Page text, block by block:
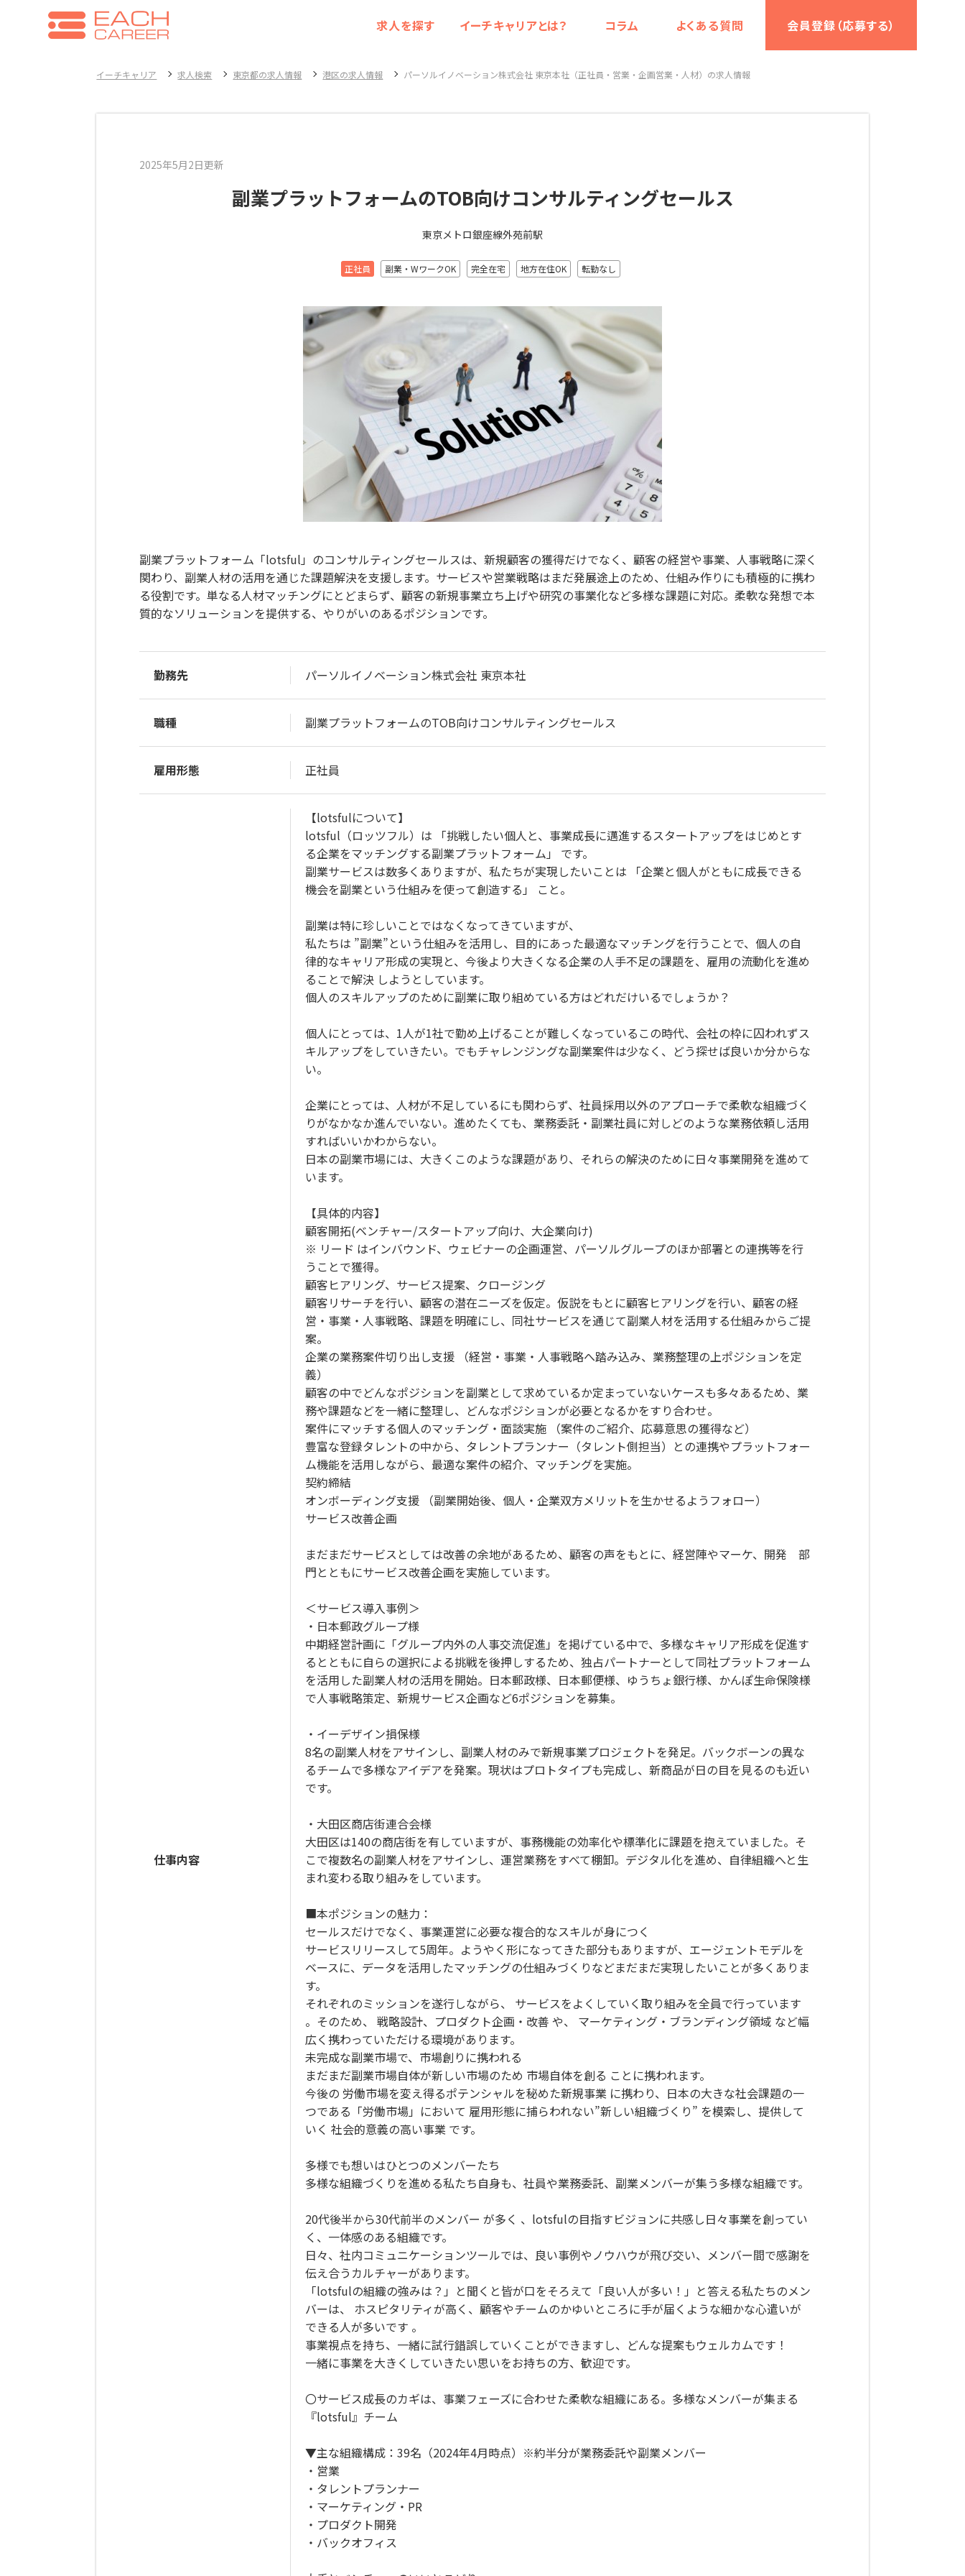
求人を探す イーチキャリアとは？ コラム よくある質問 会員登録（応募する）
イーチキャリア 求人検索 東京都の求人情報 港区の求人情報 パーソルイノベーション株式会社 東京本社（正社員・営業・企画営業・人材）の求人情報
2025年5月2日更新
副業プラットフォームのTOB向けコンサルティングセールス
東京メトロ銀座線外苑前駅
正社員 副業・WワークOK 完全在宅 地方在住OK 転勤なし
副業プラットフォーム「lotsful」のコンサルティングセールスは、新規顧客の獲得だけでなく、顧客の経営や事業、人事戦略に深く
関わり、副業人材の活用を通じた課題解決を支援します。サービスや営業戦略はまだ発展途上のため、仕組み作りにも積極的に携わ
る役割です。単なる人材マッチングにとどまらず、顧客の新規事業立ち上げや研究の事業化など多様な課題に対応。柔軟な発想で本
質的なソリューションを提供する、やりがいのあるポジションです。
勤務先 パーソルイノベーション株式会社 東京本社
職種 副業プラットフォームのTOB向けコンサルティングセールス
雇用形態 正社員
仕事内容
【lotsfulについて】
lotsful（ロッツフル）は 「挑戦したい個人と、事業成長に邁進するスタートアップをはじめとす
る企業をマッチングする副業プラットフォーム」 です。
副業サービスは数多くありますが、私たちが実現したいことは 「企業と個人がともに成長できる
機会を副業という仕組みを使って創造する」 こと。
副業は特に珍しいことではなくなってきていますが、
私たちは ”副業”という仕組みを活用し、目的にあった最適なマッチングを行うことで、個人の自
律的なキャリア形成の実現と、今後より大きくなる企業の人手不足の課題を、雇用の流動化を進め
ることで解決 しようとしています。
個人のスキルアップのために副業に取り組めている方はどれだけいるでしょうか？
個人にとっては、1人が1社で勤め上げることが難しくなっているこの時代、会社の枠に囚われずス
キルアップをしていきたい。でもチャレンジングな副業案件は少なく、どう探せば良いか分からな
い。
企業にとっては、人材が不足しているにも関わらず、社員採用以外のアプローチで柔軟な組織づく
りがなかなか進んでいない。進めたくても、業務委託・副業社員に対しどのような業務依頼し活用
すればいいかわからない。
日本の副業市場には、大きくこのような課題があり、それらの解決のために日々事業開発を進めて
います。
【具体的内容】
顧客開拓(ベンチャー/スタートアップ向け、大企業向け)
※ リード はインバウンド、ウェビナーの企画運営、パーソルグループのほか部署との連携等を行
うことで獲得。
顧客ヒアリング、サービス提案、クロージング
顧客リサーチを行い、顧客の潜在ニーズを仮定。仮説をもとに顧客ヒアリングを行い、顧客の経
営・事業・人事戦略、課題を明確にし、同社サービスを通じて副業人材を活用する仕組みからご提
案。
企業の業務案件切り出し支援 （経営・事業・人事戦略へ踏み込み、業務整理の上ポジションを定
義）
顧客の中でどんなポジションを副業として求めているか定まっていないケースも多々あるため、業
務や課題などを一緒に整理し、どんなポジションが必要となるかをすり合わせ。
案件にマッチする個人のマッチング・面談実施 （案件のご紹介、応募意思の獲得など）
豊富な登録タレントの中から、タレントプランナー（タレント側担当）との連携やプラットフォー
ム機能を活用しながら、最適な案件の紹介、マッチングを実施。
契約締結
オンボーディング支援 （副業開始後、個人・企業双方メリットを生かせるようフォロー）
サービス改善企画
まだまだサービスとしては改善の余地があるため、顧客の声をもとに、経営陣やマーケ、開発 部
門とともにサービス改善企画を実施しています。
＜サービス導入事例＞
・日本郵政グループ様
中期経営計画に「グループ内外の人事交流促進」を掲げている中で、多様なキャリア形成を促進す
るとともに自らの選択による挑戦を後押しするため、独占パートナーとして同社プラットフォーム
を活用した副業人材の活用を開始。日本郵政様、日本郵便様、ゆうちょ銀行様、かんぽ生命保険様
で人事戦略策定、新規サービス企画など6ポジションを募集。
・イーデザイン損保様
8名の副業人材をアサインし、副業人材のみで新規事業プロジェクトを発足。バックボーンの異な
るチームで多様なアイデアを発案。現状はプロトタイプも完成し、新商品が日の目を見るのも近い
です。
・大田区商店街連合会様
大田区は140の商店街を有していますが、事務機能の効率化や標準化に課題を抱えていました。そ
こで複数名の副業人材をアサインし、運営業務をすべて棚卸。デジタル化を進め、自律組織へと生
まれ変わる取り組みをしています。
■本ポジションの魅力：
セールスだけでなく、事業運営に必要な複合的なスキルが身につく
サービスリリースして5周年。ようやく形になってきた部分もありますが、エージェントモデルを
ベースに、データを活用したマッチングの仕組みづくりなどまだまだ実現したいことが多くありま
す。
それぞれのミッションを遂行しながら、 サービスをよくしていく取り組みを全員で行っています
。そのため、 戦略設計、プロダクト企画・改善 や、 マーケティング・ブランディング領域 など幅
広く携わっていただける環境があります。
未完成な副業市場で、市場創りに携われる
まだまだ副業市場自体が新しい市場のため 市場自体を創る ことに携われます。
今後の 労働市場を変え得るポテンシャルを秘めた新規事業 に携わり、日本の大きな社会課題の一
つである「労働市場」において 雇用形態に捕らわれない”新しい組織づくり” を模索し、提供して
いく 社会的意義の高い事業 です。
多様でも想いはひとつのメンバーたち
多様な組織づくりを進める私たち自身も、社員や業務委託、副業メンバーが集う多様な組織です。
20代後半から30代前半のメンバー が多く 、lotsfulの目指すビジョンに共感し日々事業を創ってい
く、一体感のある組織です。
日々、社内コミュニケーションツールでは、良い事例やノウハウが飛び交い、メンバー間で感謝を
伝え合うカルチャーがあります。
「lotsfulの組織の強みは？」と聞くと皆が口をそろえて「良い人が多い！」と答える私たちのメン
バーは、 ホスピタリティが高く、顧客やチームのかゆいところに手が届くような細かな心遣いが
できる人が多いです 。
事業視点を持ち、一緒に試行錯誤していくことができますし、どんな提案もウェルカムです！
一緒に事業を大きくしていきたい思いをお持ちの方、歓迎です。
〇サービス成長のカギは、事業フェーズに合わせた柔軟な組織にある。多様なメンバーが集まる
『lotsful』チーム
▼主な組織構成：39名（2024年4月時点）※約半分が業務委託や副業メンバー
・営業
・タレントプランナー
・マーケティング・PR
・プロダクト開発
・バックオフィス